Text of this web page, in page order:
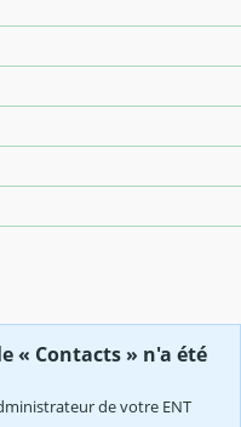
« Contacts » n'a été
de votre ENT